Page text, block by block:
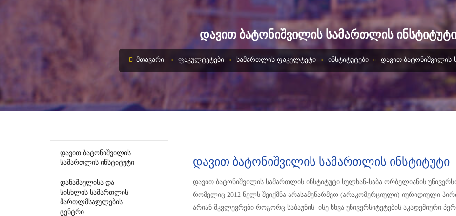
ᲓᲐᲕᲘᲗ ᲑᲐᲢᲝᲜᲘᲨᲕᲘᲚᲘᲡ ᲡᲐᲛᲐᲠᲗᲚᲘᲡ ᲘᲜᲡᲢᲘᲢᲣᲢᲘ
ᲛᲗᲐᲕᲐᲠᲘ ᲤᲐᲙᲣᲚᲢᲔᲢᲔᲑᲘ ᲡᲐᲛᲐᲠᲗᲚᲘᲡ ᲤᲐᲙᲣᲚᲢᲔᲢᲘ ᲘᲜᲡᲢᲘᲢᲣᲢᲔᲑᲘ ᲓᲐᲕᲘᲗ ᲑᲐᲢᲝᲜᲘᲨᲕᲘᲚᲘᲡ
Დავით Ბატონიშვილის Სამართლის Ინსტიტუტი
დავით ბატონიშვილის სამართლის ინსტიტუტი სულხან-საბა ორბელიანის
რომელიც 2012 წელს შეიქმნა არასამეწარმეო (არაკომერციული) იურიდიული
არიან მკვლევრები როგორც საბაუნის ისე სხვა უნივერსიტეტების აკადემიური
Დავით Ბატონიშვილის
Სამართლის Ინსტიტუტი
Დანაშაულისა Და
Სისხლის Სამართლის
Მართლმსაჯულების
Ცენტრი